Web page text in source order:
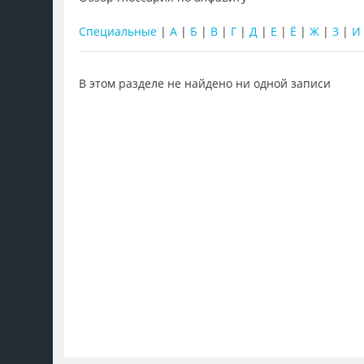
Специальные| А| Б | В| Г| Д| Е | Ё | Ж| З| И
В этом разделе не найдено ни одной записи